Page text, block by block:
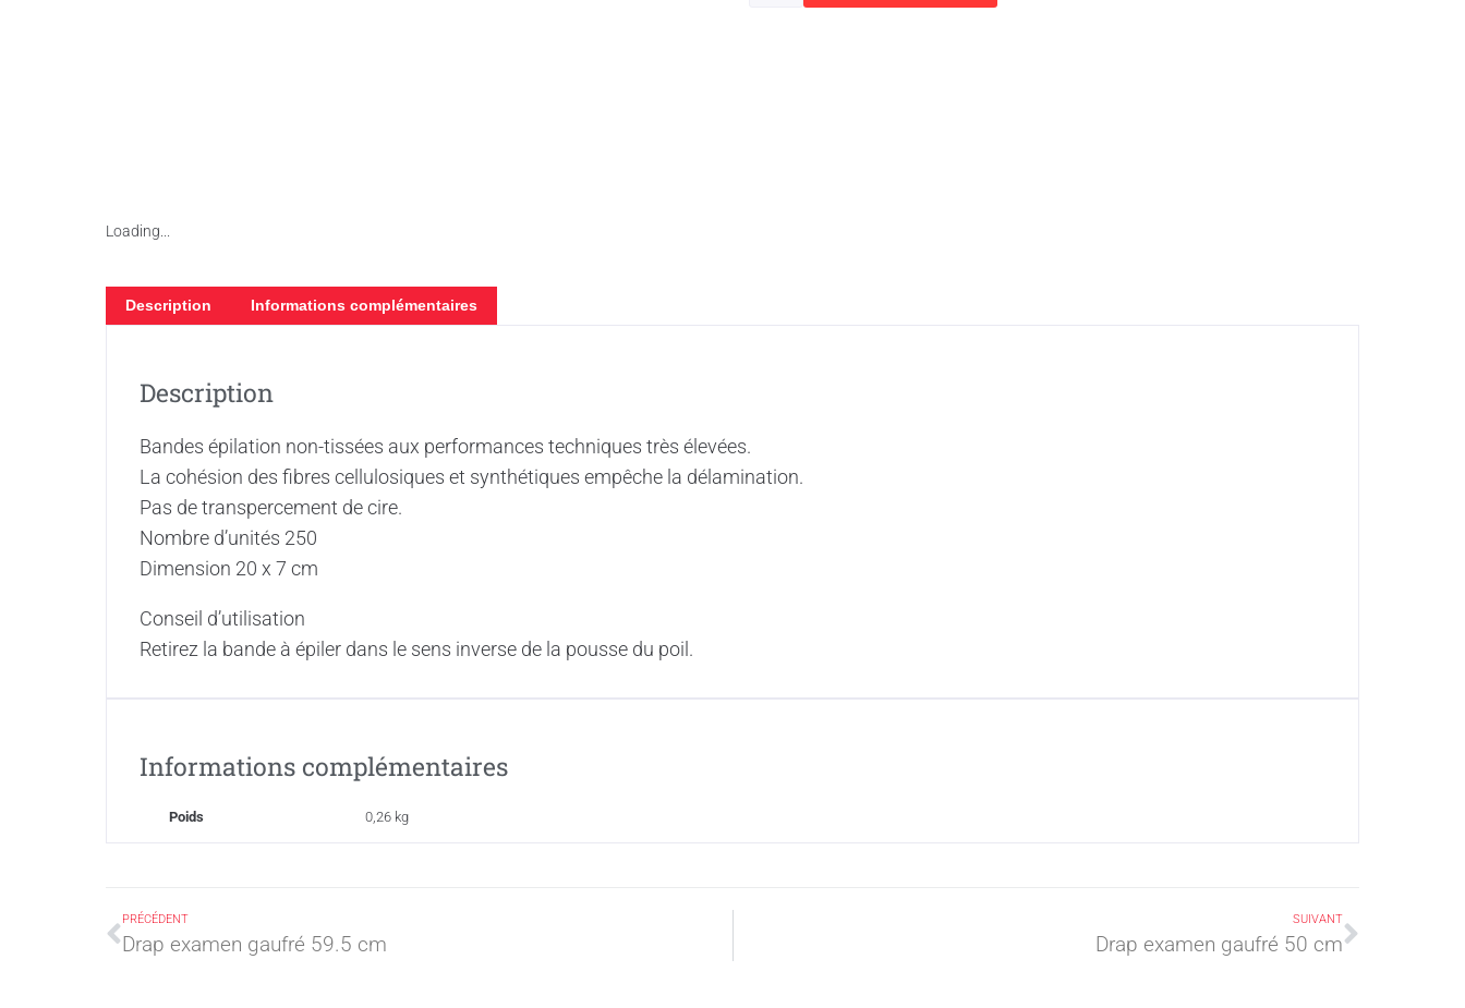
Loading...
Description Informations complémentaires
Description
Bandes épilation non-tissées aux performances techniques très élevées.
La cohésion des fibres cellulosiques et synthétiques empêche la délamination.
Pas de transpercement de cire.
Nombre d’unités 250
Dimension 20 x 7 cm
Conseil d’utilisation
Retirez la bande à épiler dans le sens inverse de la pousse du poil.
Informations complémentaires
Poids 0,26 kg
PRÉCÉDENT
Drap examen gaufré 59.5 cm
SUIVANT
Drap examen gaufré 50 cm